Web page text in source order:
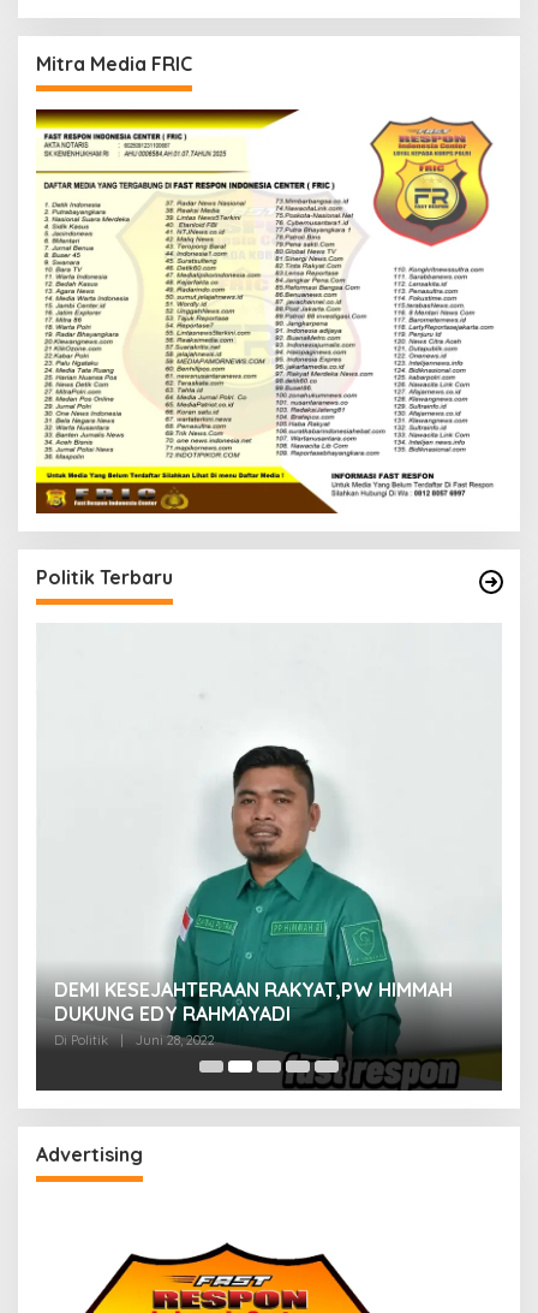
Mitra Media FRIC
Politik Terbaru
DEMI KESEJAHTERAAN RAKYAT,PW HIMMAH
DUKUNG EDY RAHMAYADI
Di Politik | Juni 28, 2022
Advertising